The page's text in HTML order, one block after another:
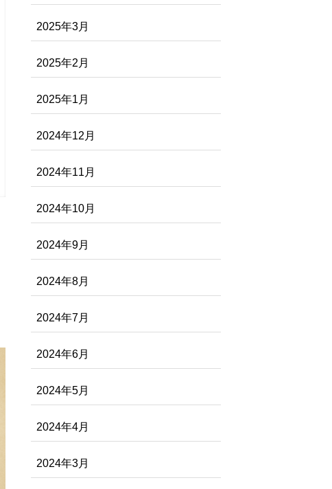
2025年3月
2025年2月
2025年1月
2024年12月
2024年11月
2024年10月
2024年9月
2024年8月
2024年7月
2024年6月
2024年5月
2024年4月
2024年3月